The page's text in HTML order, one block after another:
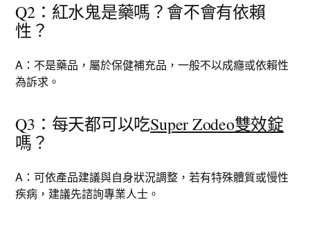
Q2：紅水鬼是藥嗎？會不會有依賴
性？
A：不是藥品，屬於保健補充品，一般不以成癮或依賴性
為訴求。
Q3：每天都可以吃Super Zodeo雙效錠
嗎？
A：可依產品建議與自身狀況調整，若有特殊體質或慢性
疾病，建議先諮詢專業人士。